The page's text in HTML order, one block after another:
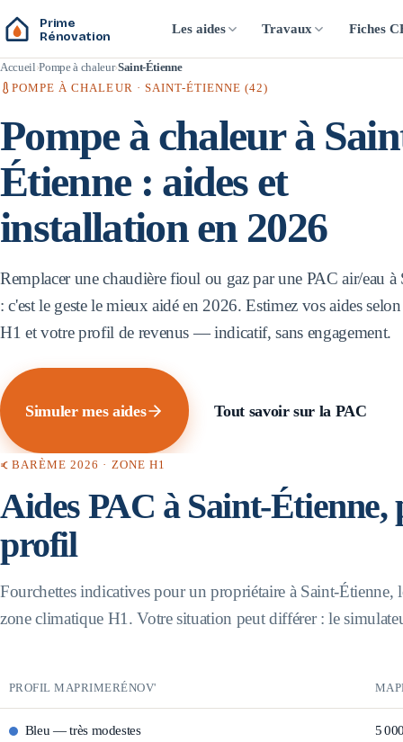
Prime
Rénovation
Les aides Travaux Fiches
Accueil Pompe à chaleur Saint-Étienne
POMPE À CHALEUR · SAINT-ÉTIENNE (42)
Pompe à chaleur à
Étienne: aides et
installation en 2026
Remplacer une chaudière fioul ou gaz par une PAC air/eau à
: c'est le geste le mieux aidé en 2026. Estimez vos aides
H1 et votre profil de revenus — indicatif, sans engagement.
Simuler mes aides Tout savoir sur la PAC
BARÈME 2026 · ZONE H1
Aides PAC à Saint-Étienne,
profil
Fourchettes indicatives pour un propriétaire à Saint-Étienne,
zone climatique H1 . Votre situation peut différer : le
PROFIL MAPRIMERÉNOV'
Bleu —très modestes 5